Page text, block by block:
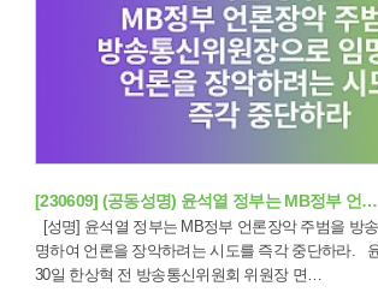
[230609] (공동성명) 윤석열 정부는 MB정부 언…
명하여 언론을 장악하려는 시도를 즉각 중단하라. 윤석열 대통령은 5월
30일 한상혁 전 방송통신위원회 위원장 면…